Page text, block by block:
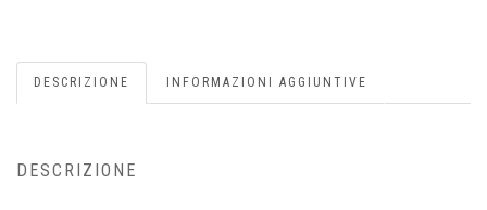
DESCRIZIONE INFORMAZIONI AGGIUNTIVE
DESCRIZIONE